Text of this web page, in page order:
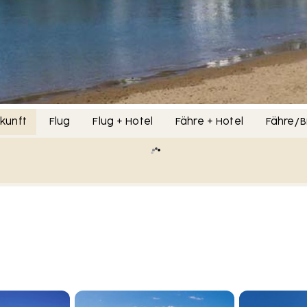
Flug Flug + Hotel Fähre + Hotel Fähre/